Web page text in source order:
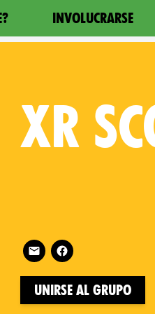
INVOLUCRARSE
XR
Follow XR Scottish Borders
Unirse al grupo